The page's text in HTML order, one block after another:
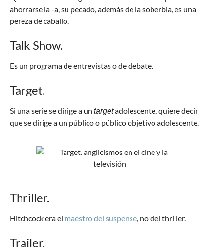
ahorrarse la -a, su pecado, además de la soberbia, es una
pereza de caballo.
Talk Show.
Es un programa de entrevistas o de debate.
Target.
Si una serie se dirige a un targetadolescente, quiere decir
que se dirige a un público o público objetivo adolescente.
Thriller.
Hitchcock era el maestro del suspense, no del thriller.
Trailer.